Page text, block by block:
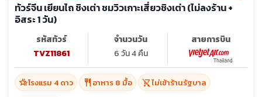
ทัวร์จีน เยียนไถ ชิงเต่า ชมวิวเกาะเสี่ยวชิงเต่า (ไม่ลงร้าน +
อิสระ 1 วัน)
รหัสทัวร์
TVZ11861
จำนวนวัน
6 วัน 4 คืน
สายการบิน
hotel_classโรงแรม 4 ดาว restaurant อาหาร 8 มื้อ shopping_cart_offไม่เข้าร้านรัฐบาล